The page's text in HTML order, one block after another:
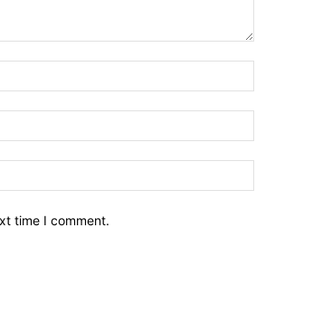
time I comment.